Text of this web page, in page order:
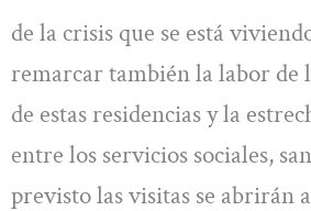
de la crisis que se está
remarcar también la labor de
de estas residencias y la
entre los servicios sociales,
previsto las visitas se abrirán